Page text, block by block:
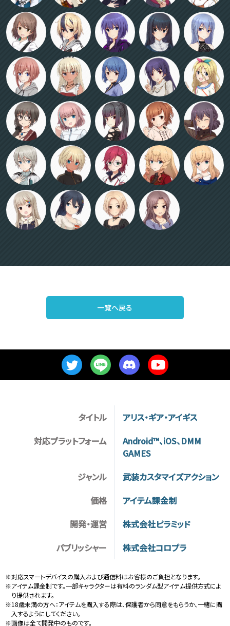
一覧へ戻る
タイトル
アリス・ギア・アイギス
対応プラットフォーム
Android™、iOS、DMM
GAMES
ジャンル
武装カスタマイズアクション
価格
アイテム課金制
開発・運営
株式会社ピラミッド
パブリッシャー
株式会社コロプラ
※対応スマートデバイスの購入および通信料はお客様のご負担となります。
※アイテム課金制です。一部キャラクターは有料のランダム型アイテム提供方式によ
り提供されます。
※18歳未満の方へ：アイテムを購入する際は、保護者から同意をもらうか、一緒に購
入するようにしてください。
※画像は全て開発中のものです。